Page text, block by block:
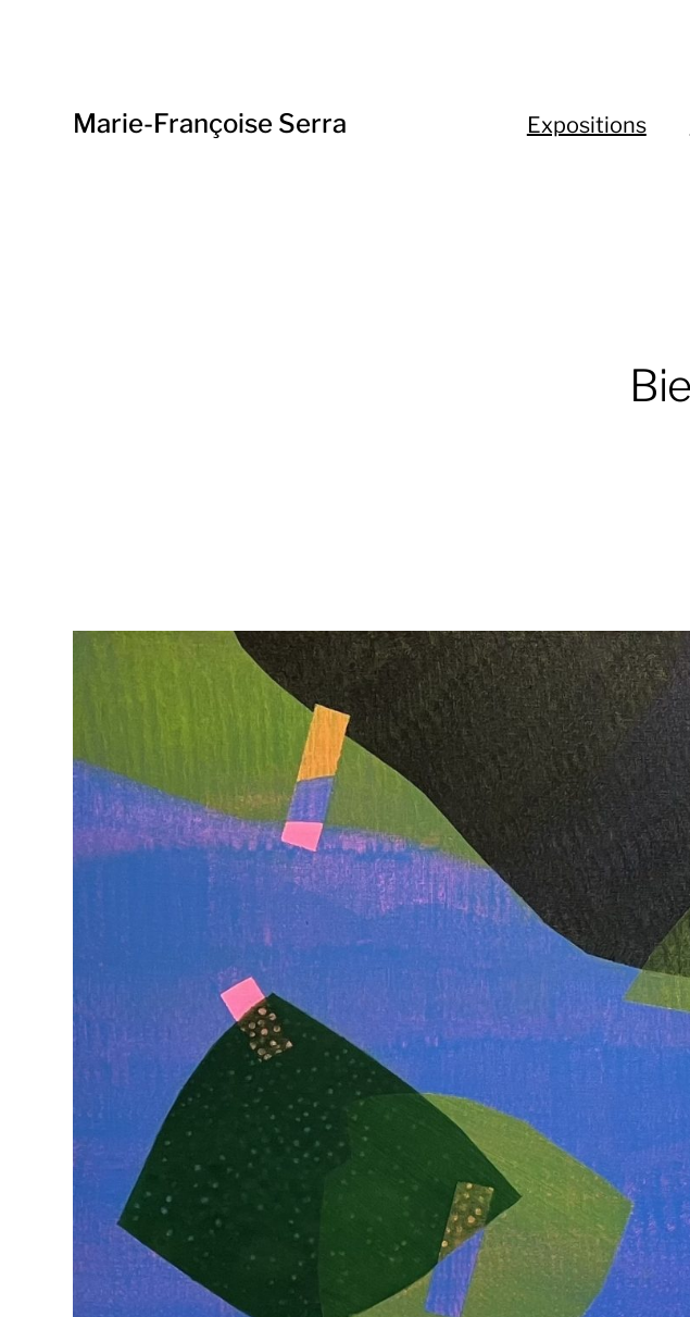
Marie-Françoise Serra Expositions